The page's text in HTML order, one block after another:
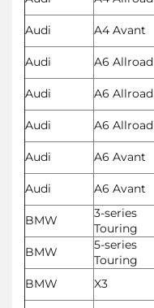
Audi
A4 Avant
Audi
A6 Allroad
Audi
A6 Allroad
Audi
A6 Allroad
Audi
A6 Avant
Audi
A6 Avant
BMW
3-series
Touring
BMW
5-series
Touring
BMW
X3